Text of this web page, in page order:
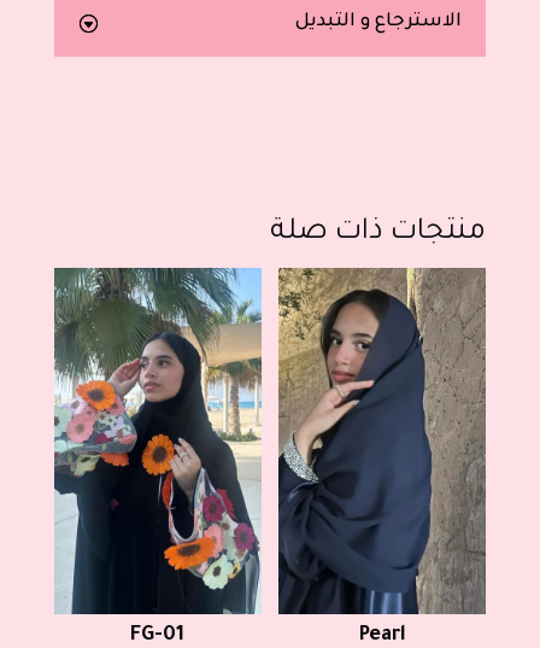
الاسترجاع و التبديل
منتجات ذات صلة
Pearl
FG-01